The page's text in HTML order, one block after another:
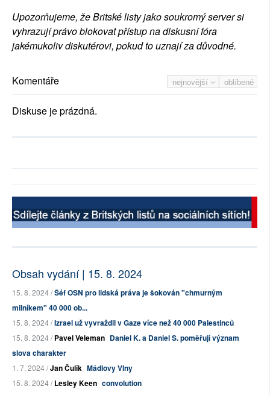
Upozorňujeme, že Britské listy jako soukromý server si
vyhrazují právo blokovat přístup na diskusní fóra
jakémukoliv diskutérovi, pokud to uznají za důvodné.
nejnovější oblíbené
Komentáře
Diskuse je prázdná.
Obsah vydání | 15. 8. 2024
15. 8. 2024 /Šéf OSN pro lidská práva je šokován "chmurným
milníkem" 40 000 ob...
15. 8. 2024 /Izrael už vyvraždil v Gaze více než 40 000 Palestinců
15. 8. 2024 /Pavel Veleman Daniel K. a Daniel S. poměřují význam
slova charakter
1. 7. 2024 /Jan Čulík Mádlovy Vlny
15. 8. 2024 /Lesley Keen convolution